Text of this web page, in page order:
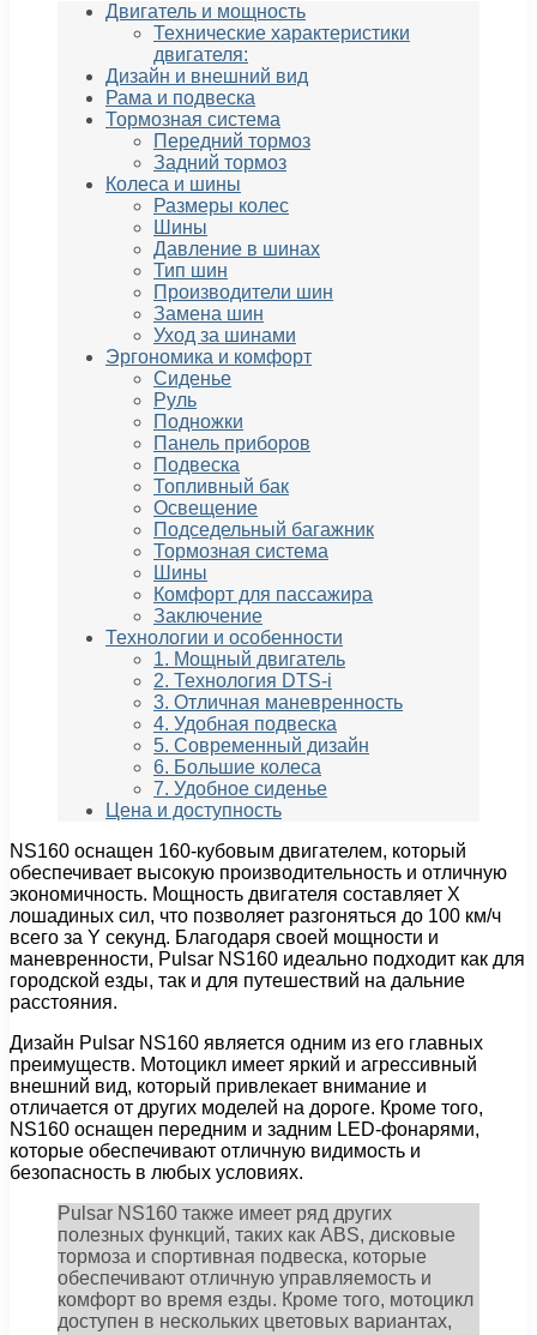
Двигатель и мощность
Технические характеристики
двигателя:
Дизайн и внешний вид
Рама и подвеска
Тормозная система
Передний тормоз
Задний тормоз
Колеса и шины
Размеры колес
Шины
Давление в шинах
Тип шин
Производители шин
Замена шин
Уход за шинами
Эргономика и комфорт
Сиденье
Руль
Подножки
Панель приборов
Подвеска
Топливный бак
Освещение
Подседельный багажник
Тормозная система
Шины
Комфорт для пассажира
Заключение
Технологии и особенности
1. Мощный двигатель
2. Технология DTS-i
3. Отличная маневренность
4. Удобная подвеска
5. Современный дизайн
6. Большие колеса
7. Удобное сиденье
Цена и доступность
NS160 оснащен 160-кубовым двигателем, который
обеспечивает высокую производительность и отличную
экономичность. Мощность двигателя составляет X
лошадиных сил, что позволяет разгоняться до 100 км/ч
всего за Y секунд. Благодаря своей мощности и
маневренности, Pulsar NS160 идеально подходит как для
городской езды, так и для путешествий на дальние
расстояния.
Дизайн Pulsar NS160 является одним из его главных
преимуществ. Мотоцикл имеет яркий и агрессивный
внешний вид, который привлекает внимание и
отличается от других моделей на дороге. Кроме того,
NS160 оснащен передним и задним LED-фонарями,
которые обеспечивают отличную видимость и
безопасность в любых условиях.
Pulsar NS160 также имеет ряд других
полезных функций, таких как ABS, дисковые
тормоза и спортивная подвеска, которые
обеспечивают отличную управляемость и
комфорт во время езды. Кроме того, мотоцикл
доступен в нескольких цветовых вариантах,